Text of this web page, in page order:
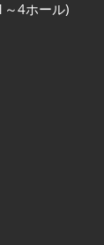
～4ホール)